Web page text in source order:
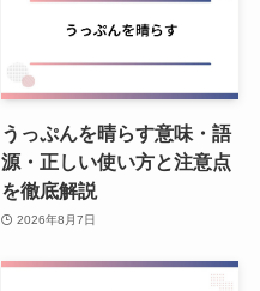
うっぷんを晴らす意味・語
源・正しい使い方と注意点
を徹底解説
2026年8月7日